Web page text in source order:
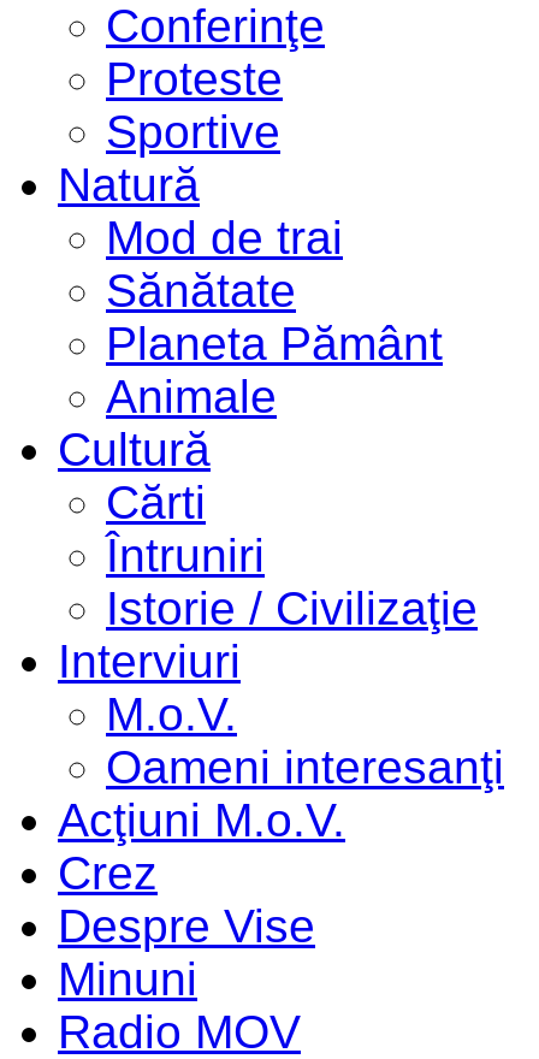
Conferinţe
Proteste
Sportive
Natură
Mod de trai
Sănătate
Planeta Pământ
Animale
Cultură
Cărti
Întruniri
Istorie / Civilizaţie
Interviuri
M.o.V.
Oameni interesanţi
Acţiuni M.o.V.
Crez
Despre Vise
Minuni
Radio MOV